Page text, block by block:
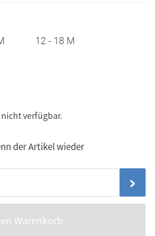
12 - 18 M
verfügbar.
der Artikel wieder
Warenkorb